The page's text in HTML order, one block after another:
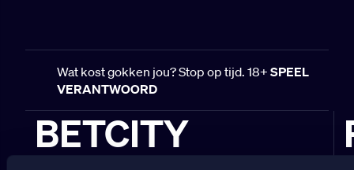
Wat kost gokken jou? Stop op tijd. 18+ SPEEL
VERANTWOORD
BETCITY